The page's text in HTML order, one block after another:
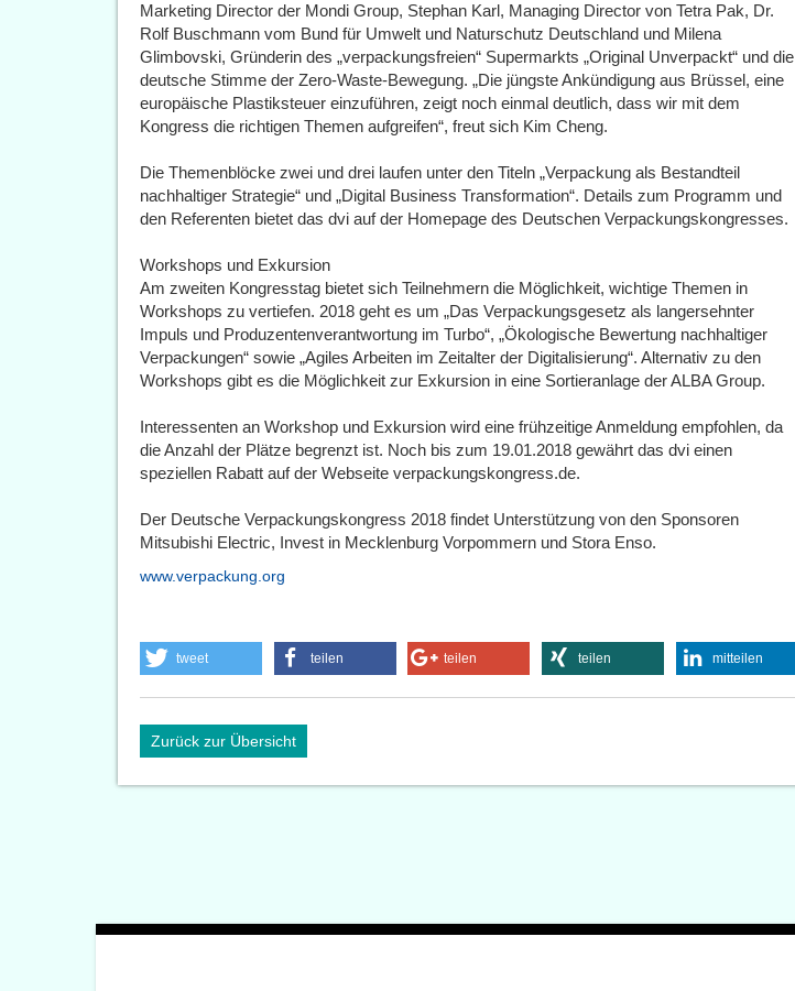
Marketing Director der Mondi Group, Stephan Karl, Managing Director von Tetra Pak, Dr.
Rolf Buschmann vom Bund für Umwelt und Naturschutz Deutschland und Milena
Glimbovski, Gründerin des „verpackungsfreien“ Supermarkts „Original Unverpackt“ und die
deutsche Stimme der Zero-Waste-Bewegung. „Die jüngste Ankündigung aus Brüssel, eine
europäische Plastiksteuer einzuführen, zeigt noch einmal deutlich, dass wir mit dem
Kongress die richtigen Themen aufgreifen“, freut sich Kim Cheng.
Die Themenblöcke zwei und drei laufen unter den Titeln „Verpackung als Bestandteil
nachhaltiger Strategie“ und „Digital Business Transformation“. Details zum Programm und
den Referenten bietet das dvi auf der Homepage des Deutschen Verpackungskongresses.
Workshops und Exkursion
Am zweiten Kongresstag bietet sich Teilnehmern die Möglichkeit, wichtige Themen in
Workshops zu vertiefen. 2018 geht es um „Das Verpackungsgesetz als langersehnter
Impuls und Produzentenverantwortung im Turbo“, „Ökologische Bewertung nachhaltiger
Verpackungen“ sowie „Agiles Arbeiten im Zeitalter der Digitalisierung“. Alternativ zu den
Workshops gibt es die Möglichkeit zur Exkursion in eine Sortieranlage der ALBA Group.
Interessenten an Workshop und Exkursion wird eine frühzeitige Anmeldung empfohlen, da
die Anzahl der Plätze begrenzt ist. Noch bis zum 19.01.2018 gewährt das dvi einen
speziellen Rabatt auf der Webseite verpackungskongress.de.
Der Deutsche Verpackungskongress 2018 findet Unterstützung von den Sponsoren
Mitsubishi Electric, Invest in Mecklenburg Vorpommern und Stora Enso.
www.verpackung.org
tweet teilen teilen teilen mitteilen
Zurück zur Übersicht